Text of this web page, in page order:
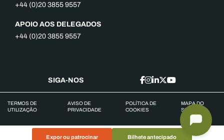
Expor ou patrocinar Bilhete antecipado
+44 (0)20 3855 9557
APOIO AOS DELEGADOS
+44 (0)20 3855 9557
SIGA-NOS
TERMOS DE
UTILIZAÇÃO
AVISO DE
PRIVACIDADE
POLÍTICA DE
COOKIES
MAPA DO
SITE